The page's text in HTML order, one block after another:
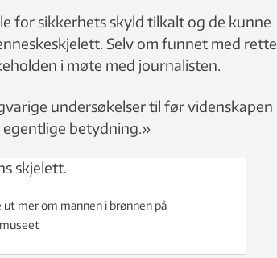
for sikkerhets skyld tilkalt og de kunne
Selv om funnet med rette
i møte med journalisten.
undersøkelser til før videnskapen
betydning.»
mer om mannen i brønnen på